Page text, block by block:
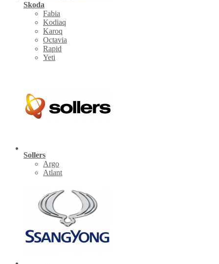
Skoda
Fabia
Kodiaq
Karoq
Octavia
Rapid
Yeti
Sollers
Argo
Atlant